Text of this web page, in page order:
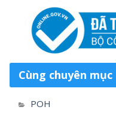
Cùng chuyên mục
POH